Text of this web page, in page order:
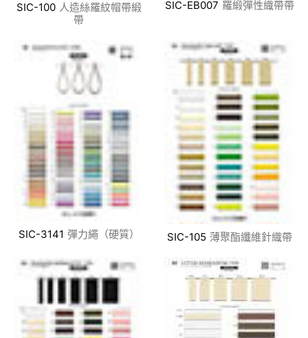
SIC-100 人造絲羅紋帽帶緞
帶
SIC-EB007 羅緞彈性織帶帶
SIC-3141 彈力繩（硬質） SIC-105 薄聚酯纖維針織帶